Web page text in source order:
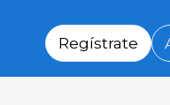
Regístrate